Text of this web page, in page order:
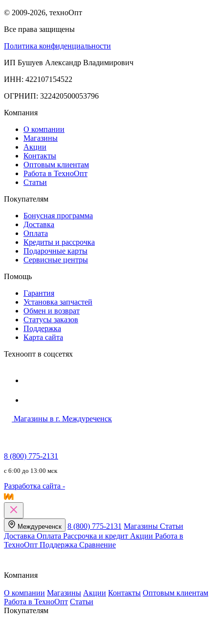
© 2009-2026, техноОпт
Все права защищены
Политика конфиденциальности
ИП Бушуев Александр Владимирович
ИНН: 422107154522
ОГРНИП: 322420500053796
Компания
О компании
Магазины
Акции
Контакты
Оптовым клиентам
Работа в ТехноОпт
Статьи
Покупателям
Бонусная программа
Доставка
Оплата
Кредиты и рассрочка
Подарочные карты
Сервисные центры
Помощь
Гарантия
Установка запчастей
Обмен и возврат
Статусы заказов
Поддержка
Карта сайта
Техноопт в соцсетях
Магазины в г. Междуреченск
8 (800) 775-2131
c 6:00 до 13:00 мск
Разработка сайта -
Междуреченск 8 (800) 775-2131 Магазины Статьи
Доставка Оплата Рассрочка и кредит Акции Работа в
ТехноОпт Поддержка Сравнение
Компания
О компании Магазины Акции Контакты Оптовым клиентам
Работа в ТехноОпт Статьи
Покупателям